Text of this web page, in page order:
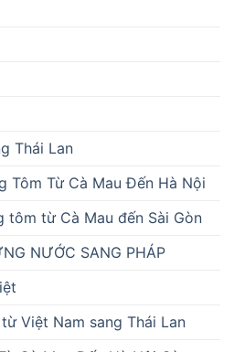
Thái Lan
Tôm Từ Cà Mau Đến Hà Nội
tôm từ Cà Mau đến Sài Gòn
NƯỚC SANG PHÁP
Việt Nam sang Thái Lan